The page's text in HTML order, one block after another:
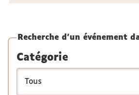
Recherche d'un événement
Catégorie